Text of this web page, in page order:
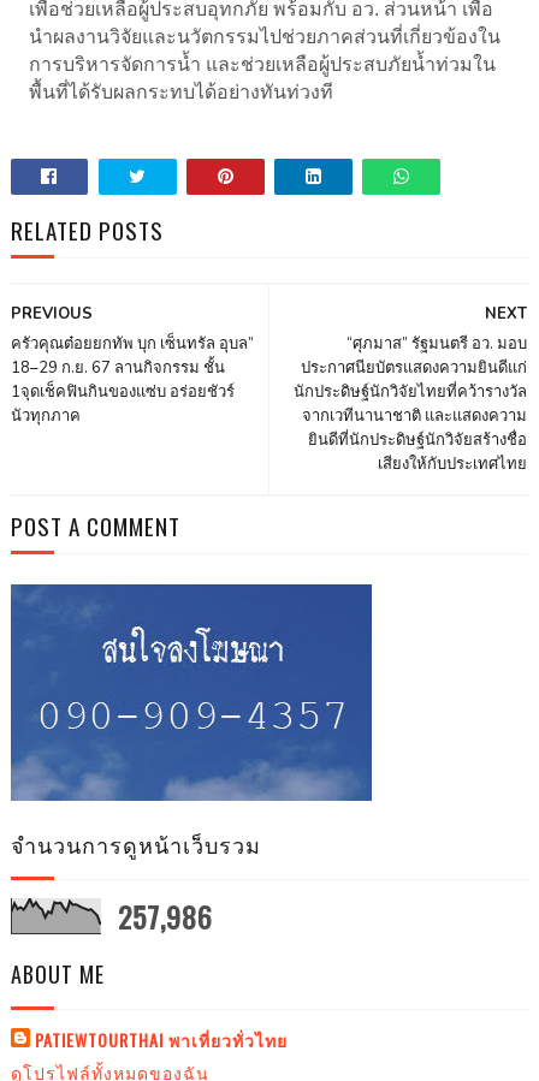
เพื่อช่วยเหลือผู้ประสบอุทกภัย พร้อมกับ อว. ส่วนหน้า เพื่อ
นำผลงานวิจัยและนวัตกรรมไปช่วยภาคส่วนที่เกี่ยวข้องใน
การบริหารจัดการน้ำ และช่วยเหลือผู้ประสบภัยน้ำท่วมใน
พื้นที่ได้รับผลกระทบได้อย่างทันท่วงที
RELATED POSTS
NEXT
“ศุภมาส” รัฐมนตรี อว. มอบ
ประกาศนียบัตรแสดงความยินดีแก่
นักประดิษฐ์นักวิจัยไทยที่คว้ารางวัล
จากเวทีนานาชาติ และแสดงความ
ยินดีที่นักประดิษฐ์นักวิจัยสร้างชื่อ
เสียงให้กับประเทศไทย
PREVIOUS
ครัวคุณต๋อยยกทัพ บุก เซ็นทรัล อุบล”
18–29 ก.ย. 67 ลานกิจกรรม ชั้น
1จุดเช็คฟินกินของแซ่บ อร่อยชัวร์
นัวทุกภาค
POST A COMMENT
จำนวนการดูหน้าเว็บรวม
257,986
ABOUT ME
PATIEWTOURTHAI พาเที่ยวทั่วไทย
ดูโปรไฟล์ทั้งหมดของฉัน